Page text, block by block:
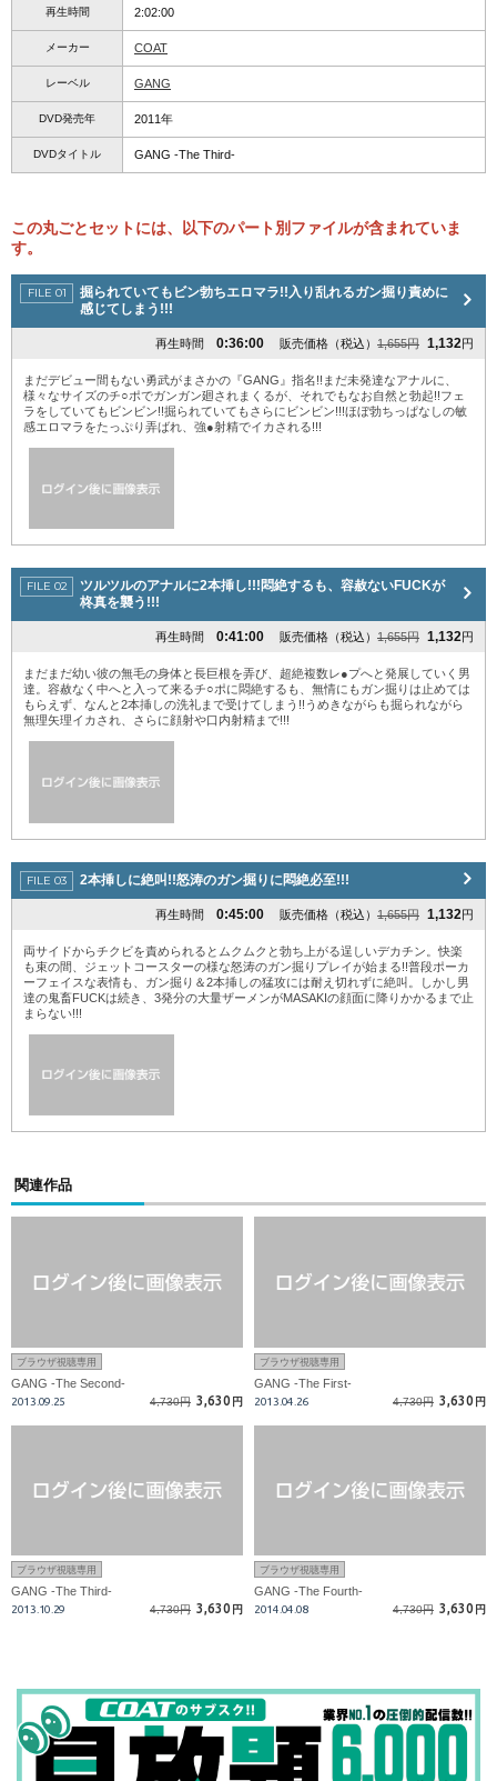
再生時間 2:02:00
メーカー COAT
レーベル GANG
DVD発売年 2011年
DVDタイトル GANG -The Third-
この丸ごとセットには、以下のパート別ファイルが含まれていま
す。
掘られていてもビン勃ちエロマラ!!入り乱れるガン掘り責めに
感じてしまう!!!
再生時間 0:36:00 販売価格（税込） 1,655円 1,132円
まだデビュー間もない勇武がまさかの『GANG』指名!!まだ未発達なアナルに、
様々なサイズのチ○ポでガンガン廻されまくるが、それでもなお自然と勃起!!フェ
ラをしていてもビンビン!!掘られていてもさらにビンビン!!!ほぼ勃ちっぱなしの敏
感エロマラをたっぷり弄ばれ、強●射精でイカされる!!!
ツルツルのアナルに2本挿し!!!悶絶するも、容赦ないFUCKが
柊真を襲う!!!
再生時間 0:41:00 販売価格（税込） 1,655円 1,132円
まだまだ幼い彼の無毛の身体と長巨根を弄び、超絶複数レ●プへと発展していく男
達。容赦なく中へと入って来るチ○ポに悶絶するも、無情にもガン掘りは止めては
もらえず、なんと2本挿しの洗礼まで受けてしまう!!うめきながらも掘られながら
無理矢理イカされ、さらに顔射や口内射精まで!!!
2本挿しに絶叫!!怒涛のガン掘りに悶絶必至!!!
再生時間 0:45:00 販売価格（税込） 1,655円 1,132円
両サイドからチクビを責められるとムクムクと勃ち上がる逞しいデカチン。快楽
も束の間、ジェットコースターの様な怒涛のガン掘りプレイが始まる!!普段ポーカ
ーフェイスな表情も、ガン掘り＆2本挿しの猛攻には耐え切れずに絶叫。しかし男
達の鬼畜FUCKは続き、3発分の大量ザーメンがMASAKIの顔面に降りかかるまで止
まらない!!!
関連作品
ブラウザ視聴専用
GANG -The Second-
2013.09.25 4,730円 3,630 円
ブラウザ視聴専用
GANG -The First-
2013.04.26 4,730円 3,630 円
ブラウザ視聴専用
GANG -The Third-
2013.10.29 4,730円 3,630 円
ブラウザ視聴専用
GANG -The Fourth-
2014.04.08 4,730円 3,630 円